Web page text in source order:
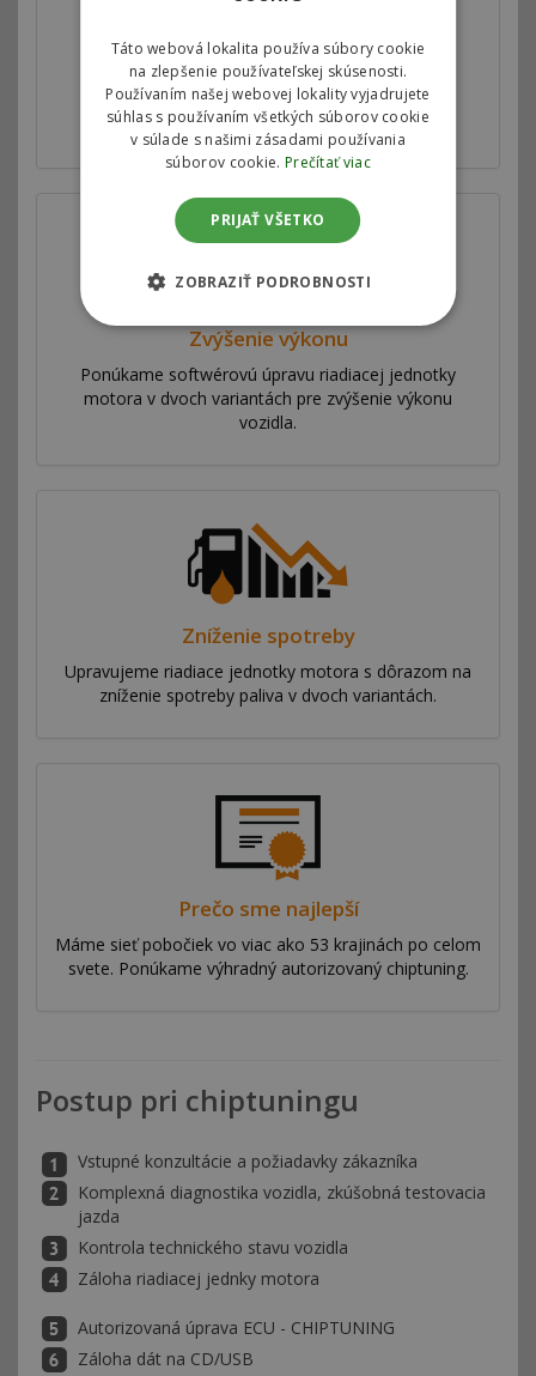
Autorizovaný chiptuning
Motorové mapy v riadiacej jednotke motora
upravujeme v spolupráci s automobilkami.
Zvýšenie výkonu
Ponúkame softwérovú úpravu riadiacej jednotky
motora v dvoch variantách pre zvýšenie výkonu
vozidla.
Zníženie spotreby
Upravujeme riadiace jednotky motora s dôrazom na
zníženie spotreby paliva v dvoch variantách.
Prečo sme najlepší
Máme sieť pobočiek vo viac ako 53 krajinách po celom
svete. Ponúkame výhradný autorizovaný chiptuning.
Postup pri chiptuningu
Vstupné konzultácie a požiadavky zákazníka
Komplexná diagnostika vozidla, zkúšobná testovacia
jazda
Kontrola technického stavu vozidla
Záloha riadiacej jednky motora
Autorizovaná úprava ECU - CHIPTUNING
Záloha dát na CD/USB
Táto webová lokalita používa súbory cookie
na zlepšenie používateľskej skúsenosti.
Používaním našej webovej lokality vyjadrujete
súhlas s používaním všetkých súborov cookie
v súlade s našimi zásadami používania
súborov cookie. Prečítať viac
PRIJAŤ VŠETKO
ZOBRAZIŤ PODROBNOSTI